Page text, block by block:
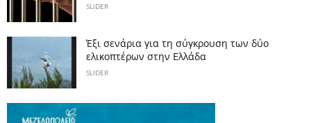
SLIDER
Έξι σενάρια για τη σύγκρουση των δύο
ελικοπτέρων στην Eλλάδα
SLIDER